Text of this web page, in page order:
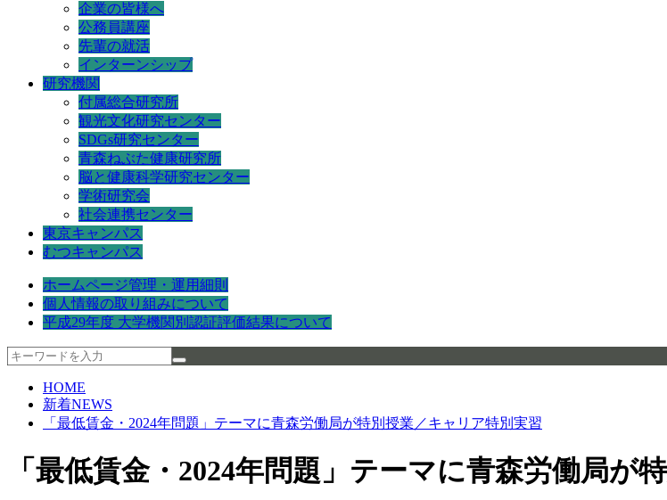
企業の皆様へ
公務員講座
先輩の就活
インターンシップ
研究機関
付属総合研究所
観光文化研究センター
SDGs研究センター
青森ねぶた健康研究所
脳と健康科学研究センター
学術研究会
社会連携センター
東京キャンパス
むつキャンパス
ホームページ管理・運用細則
個人情報の取り組みについて
平成29年度 大学機関別認証評価結果について
HOME
新着NEWS
「最低賃金・2024年問題」テーマに青森労働局が特別授業／キャリア特別実習
「最低賃金・2024年問題」テーマに青森労働局が